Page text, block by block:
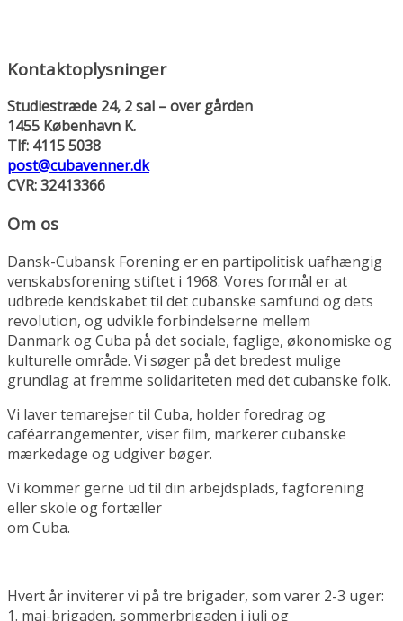
Kontaktoplysninger
Studiestræde 24, 2 sal – over gården
1455 København K.
Tlf: 4115 5038
post@cubavenner.dk
CVR: 32413366
Om os
Dansk-Cubansk Forening er en partipolitisk uafhængig
venskabsforening stiftet i 1968. Vores formål er at
udbrede kendskabet til det cubanske samfund og dets
revolution, og udvikle forbindelserne mellem
Danmark og Cuba på det sociale, faglige, økonomiske og
kulturelle område. Vi søger på det bredest mulige
grundlag at fremme solidariteten med det cubanske folk.
Vi laver temarejser til Cuba, holder foredrag og
caféarrangementer, viser film, markerer cubanske
mærkedage og udgiver bøger.
Vi kommer gerne ud til din arbejdsplads, fagforening
eller skole og fortæller
om Cuba.
Hvert år inviterer vi på tre brigader, som varer 2-3 uger:
1. maj-brigaden, sommerbrigaden i juli og